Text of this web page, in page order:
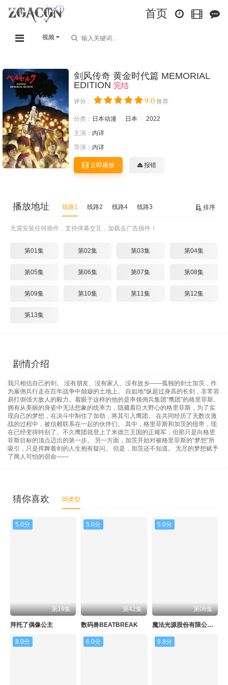
首页
视频
剑风传奇 黄金时代篇 MEMORIAL
EDITION 完结
评分： 9.0 推荐
分类： 日本动漫 日本
2022
主演： 内详
导演： 内详
立即播放 报错
排序
播放地址 线路1 线路2 线路4 线路3
无需安装任何插件，支持弹幕交互，加载去广告插件！
第01集 第02集 第03集 第04集
第05集 第06集 第07集 第08集
第09集 第10集 第11集 第12集
第13集
剧情介绍
我只相信自己的剑。 没有朋友、没有家人、没有故乡——孤独的剑士加茨，作
为雇佣兵行走在百年战争中颠簸的土地上。 自如地*纵超过身高的长剑，非常容
易打倒强大敌人的毅力。着眼于这样的他的是率领佣兵集团“鹰团”的格里菲斯。
拥有从美丽的身姿中无法想象的统率力，隐藏着巨大野心的格里菲斯，为了实
现自己的梦想，在决斗中制住了加劲，将其引入鹰团。 在共同经历了无数次激
战的过程中，被信赖联系在一起的伙伴们。 其中，格里菲斯和加茨的纽带，现
在已经变得特别了。不久鹰团就登上了米德兰王国的正规军，但那只是向格里
菲斯目标的顶点迈出的第一步。 另一方面，加茨开始对被格里菲斯的“梦想”所
吸引，只是挥舞着剑的人生抱有疑问。 但是，加茨还不知道。 无尽的梦想赋予
了两人可怕的宿命——
猜你喜欢 同类型
5.0分
第19集
拜托了偶像公主
5.0分
第42集
数码兽BEATBREAK
5.0分
第06集
魔法光源股份有限公司 第二季
8.0分 6.0分 9.8分